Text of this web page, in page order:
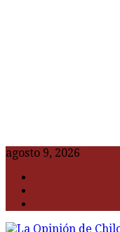
agosto 9, 2026